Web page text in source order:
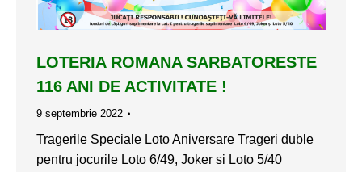
LOTERIA ROMANA SARBATORESTE
116 ANI DE ACTIVITATE !
9 septembrie 2022
Tragerile Speciale Loto Aniversare Trageri duble
pentru jocurile Loto 6/49, Joker si Loto 5/40